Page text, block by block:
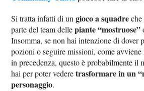
Si tratta infatti di ungioco a squadre
parte del team dellepiante “mostruose”
Insomma, se non hai intenzione di dover
pozioni o seguire missioni, come
in precedenza, questo è probabilmente il
hai per poter vederetrasformare in un
personaggio.